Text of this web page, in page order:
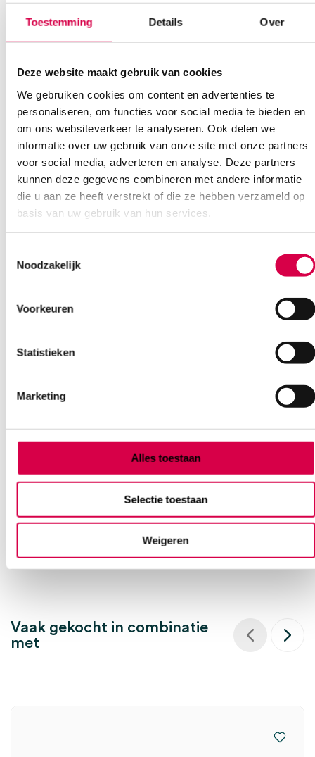
Toestemming Details Over
Deze website maakt gebruik van cookies
We gebruiken cookies om content en advertenties te
personaliseren, om functies voor social media te bieden en
om ons websiteverkeer te analyseren. Ook delen we
informatie over uw gebruik van onze site met onze partners
voor social media, adverteren en analyse. Deze partners
kunnen deze gegevens combineren met andere informatie
die u aan ze heeft verstrekt of die ze hebben verzameld op
basis van uw gebruik van hun services.
Noodzakelijk
Voorkeuren
Statistieken
Marketing
Alles toestaan
Selectie toestaan
Weigeren
Ook interessant
3 tot 5 werkdagen 8.59
Vaak gekocht in combinatie
met